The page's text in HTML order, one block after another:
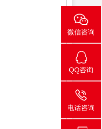
微信咨询
QQ咨询
电话咨询